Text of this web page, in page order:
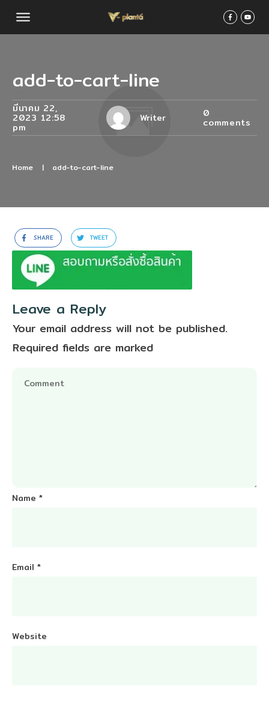
add-to-cart-line
มีนาคม 22,
2023 12:58
pm
Writer 0
comments
Home | add-to-cart-line
SHARE TWEET
Leave a Reply
Your email address will not be published.
Required fields are marked
Name *
Email *
Website